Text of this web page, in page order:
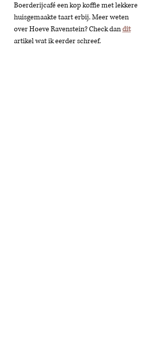
Boerderijcafé een kop koffie met lekkere
huisgemaakte taart erbij. Meer weten
over Hoeve Ravenstein? Check dan dit
artikel wat ik eerder schreef.